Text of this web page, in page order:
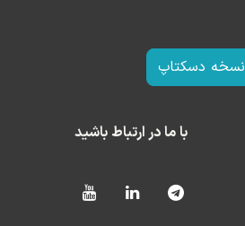
نسخه دسکتاپ
با ما در ارتباط باشید